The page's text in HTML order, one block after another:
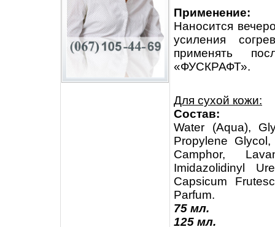
Применение:
Наносится
усиления
применять
«ФУСКРАФТ».
Для сухой кожи:
Состав:
Water (Aqua),
Propylene
Camphor,
Imidazolidinyl
Capsicum
Parfum.
75 мл.
125 мл.